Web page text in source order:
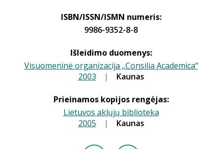
ISBN/ISSN/ISMN numeris:
9986-9352-8-8
Išleidimo duomenys:
Visuomeninė organizacija „Consilia Academica“
2003 | Kaunas
Prieinamos kopijos rengėjas:
Lietuvos aklųjų biblioteka
2005 | Kaunas